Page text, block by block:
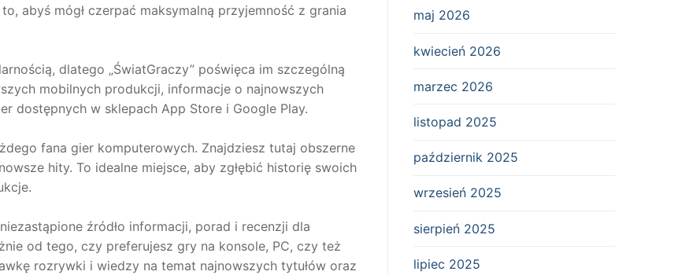
abyś mógł czerpać maksymalną przyjemność z grania
dlatego „ŚwiatGraczy” poświęca im szczególną
mobilnych produkcji, informacje o najnowszych
dostępnych w sklepach App Store i Google Play.
fana gier komputerowych. Znajdziesz tutaj obszerne
hity. To idealne miejsce, aby zgłębić historię swoich
źródło informacji, porad i recenzji dla
od tego, czy preferujesz gry na konsole, PC, czy też
rozrywki i wiedzy na temat najnowszych tytułów oraz
maj 2026
kwiecień 2026
marzec 2026
listopad 2025
październik 2025
wrzesień 2025
sierpień 2025
lipiec 2025